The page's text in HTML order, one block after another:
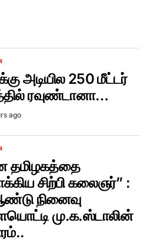
அடியில 250 மீட்டர்
ரவுண்டானா…
ago
தமிழகத்தை
சிற்பி கலைஞர்” :
நினைவு
மு.க.ஸ்டாலின்